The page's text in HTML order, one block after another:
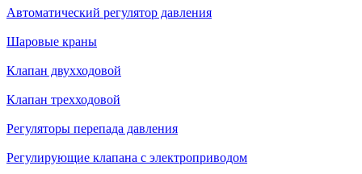
Автоматический регулятор давления
Шаровые краны
Клапан двухходовой
Клапан трехходовой
Регуляторы перепада давления
Регулирующие клапана с электроприводом